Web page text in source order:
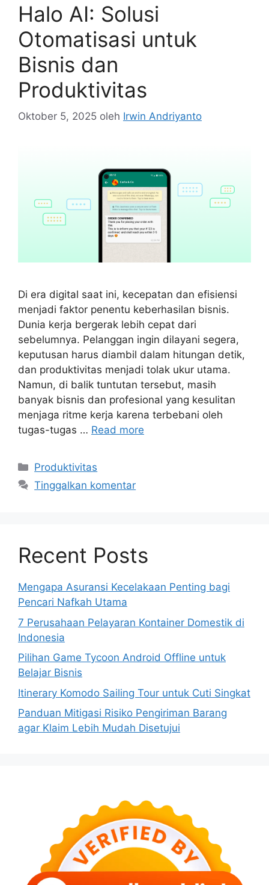
Halo AI: Solusi
Otomatisasi untuk
Bisnis dan
Produktivitas
Oktober 5, 2025 oleh Irwin Andriyanto
Di era digital saat ini, kecepatan dan efisiensi
menjadi faktor penentu keberhasilan bisnis.
Dunia kerja bergerak lebih cepat dari
sebelumnya. Pelanggan ingin dilayani segera,
keputusan harus diambil dalam hitungan detik,
dan produktivitas menjadi tolak ukur utama.
Namun, di balik tuntutan tersebut, masih
banyak bisnis dan profesional yang kesulitan
menjaga ritme kerja karena terbebani oleh
tugas-tugas … Read more
Kategori
Produktivitas
Tinggalkan komentar
Recent Posts
Mengapa Asuransi Kecelakaan Penting bagi
Pencari Nafkah Utama
7 Perusahaan Pelayaran Kontainer Domestik di
Indonesia
Pilihan Game Tycoon Android Offline untuk
Belajar Bisnis
Itinerary Komodo Sailing Tour untuk Cuti Singkat
Panduan Mitigasi Risiko Pengiriman Barang
agar Klaim Lebih Mudah Disetujui